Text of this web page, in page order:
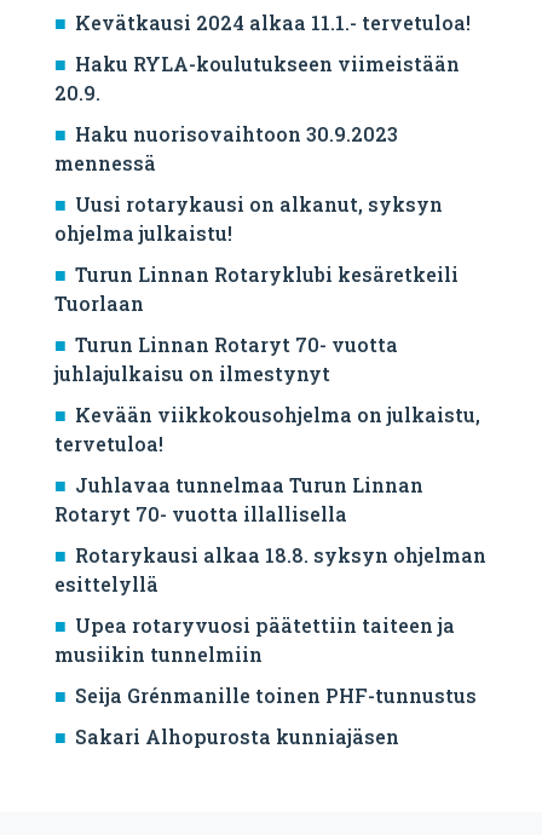
Kevätkausi 2024 alkaa 11.1.- tervetuloa!
Haku RYLA-koulutukseen viimeistään
20.9.
Haku nuorisovaihtoon 30.9.2023
mennessä
Uusi rotarykausi on alkanut, syksyn
ohjelma julkaistu!
Turun Linnan Rotaryklubi kesäretkeili
Tuorlaan
Turun Linnan Rotaryt 70- vuotta
juhlajulkaisu on ilmestynyt
Kevään viikkokousohjelma on julkaistu,
tervetuloa!
Juhlavaa tunnelmaa Turun Linnan
Rotaryt 70- vuotta illallisella
Rotarykausi alkaa 18.8. syksyn ohjelman
esittelyllä
Upea rotaryvuosi päätettiin taiteen ja
musiikin tunnelmiin
Seija Grénmanille toinen PHF-tunnustus
Sakari Alhopurosta kunniajäsen